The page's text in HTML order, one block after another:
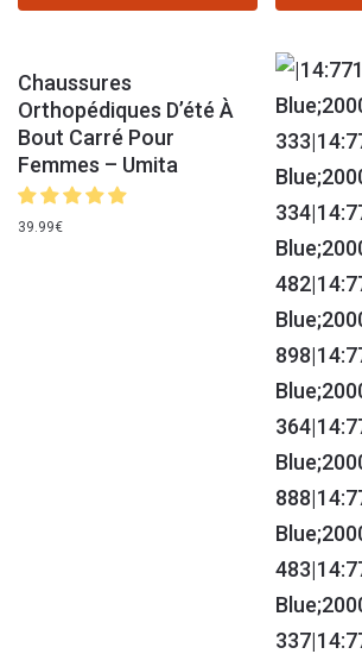
Chaussures
Orthopédiques D’été À
Bout Carré Pour
Femmes – Umita
39.99€